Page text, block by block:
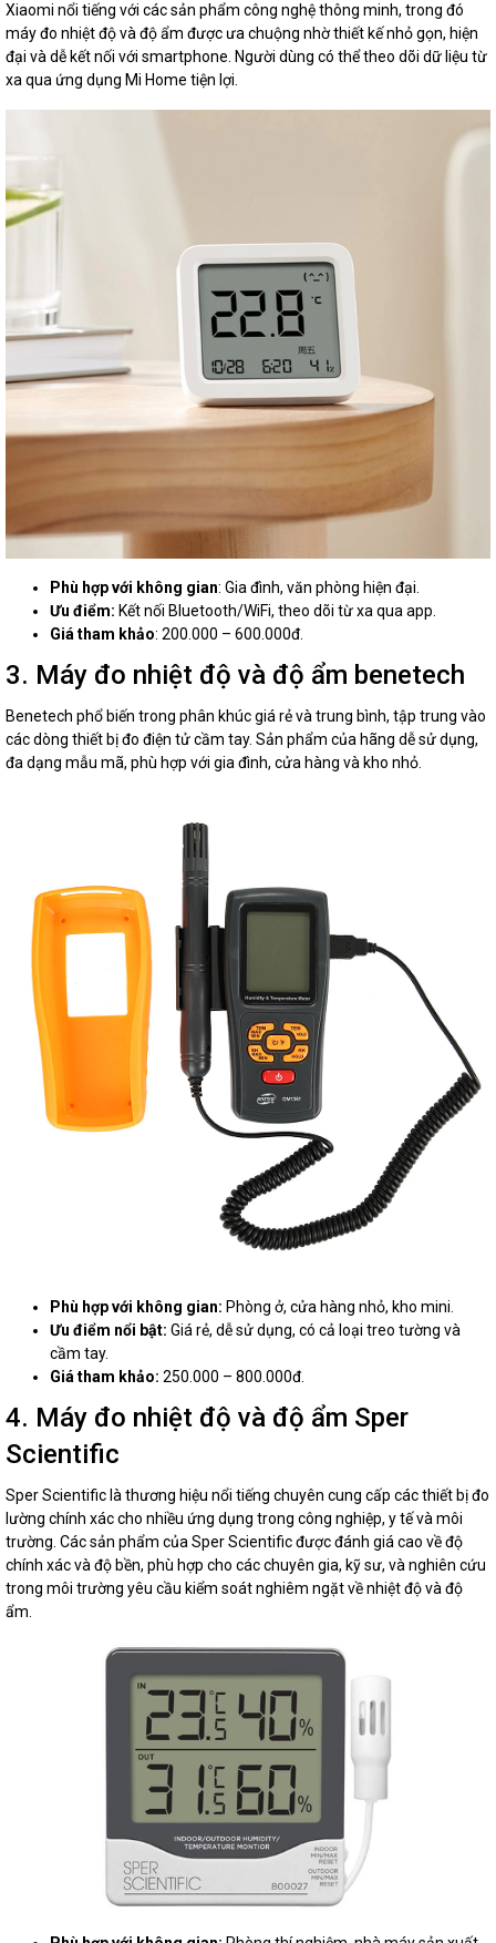
Xiaomi nổi tiếng với các sản phẩm công nghệ thông minh, trong đó
máy đo nhiệt độ và độ ẩm được ưa chuộng nhờ thiết kế nhỏ gọn, hiện
đại và dễ kết nối với smartphone. Người dùng có thể theo dõi dữ liệu từ
xa qua ứng dụng Mi Home tiện lợi.
Phù hợp với không gian: Gia đình, văn phòng hiện đại.
Ưu điểm: Kết nối Bluetooth/WiFi, theo dõi từ xa qua app.
Giá tham khảo: 200.000 – 600.000đ.
3. Máy đo nhiệt độ và độ ẩm benetech
Benetech phổ biến trong phân khúc giá rẻ và trung bình, tập trung vào
các dòng thiết bị đo điện tử cầm tay. Sản phẩm của hãng dễ sử dụng,
đa dạng mẫu mã, phù hợp với gia đình, cửa hàng và kho nhỏ.
Phù hợp với không gian: Phòng ở, cửa hàng nhỏ, kho mini.
Ưu điểm nổi bật: Giá rẻ, dễ sử dụng, có cả loại treo tường và
cầm tay.
Giá tham khảo: 250.000 – 800.000đ.
4. Máy đo nhiệt độ và độ ẩm Sper
Scientific
Sper Scientific là thương hiệu nổi tiếng chuyên cung cấp các thiết bị đo
lường chính xác cho nhiều ứng dụng trong công nghiệp, y tế và môi
trường. Các sản phẩm của Sper Scientific được đánh giá cao về độ
chính xác và độ bền, phù hợp cho các chuyên gia, kỹ sư, và nghiên cứu
trong môi trường yêu cầu kiểm soát nghiêm ngặt về nhiệt độ và độ
ẩm.